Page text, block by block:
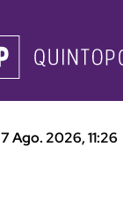
7 Ago. 2026, 11:26